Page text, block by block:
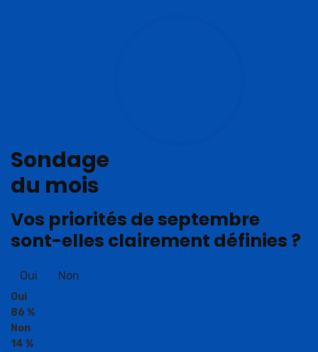
Sondage
du mois
Vos priorités de septembre
sont-elles clairement définies ?
Oui Non
Oui
86 %
Non
14 %